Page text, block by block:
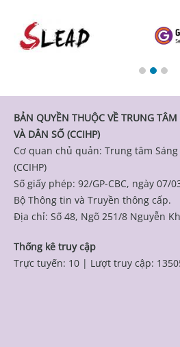
BẢN QUYỀN THUỘC VỀ TRUNG
VÀ DÂN SỐ (CCIHP)
Cơ quan chủ quản: Trung tâm
(CCIHP)
Số giấy phép: 92/GP-CBC, ngày 07/
Bộ Thông tin và Truyền thông cấp.
Địa chỉ: Số 48, Ngõ 251/8 Nguyễn
Thống kê truy cập
Trực tuyến: 10 | Lượt truy cập: